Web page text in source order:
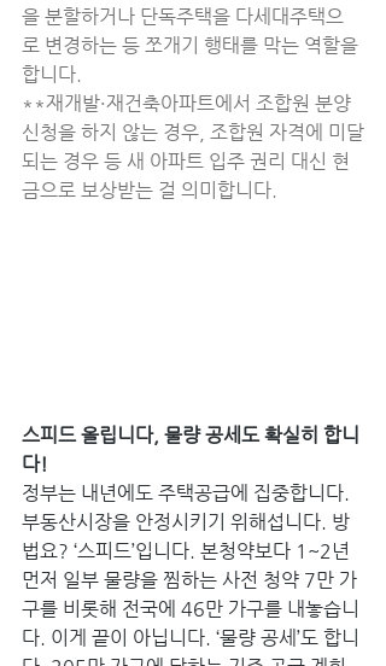
을 분할하거나 단독주택을 다세대주택으
로 변경하는 등 쪼개기 행태를 막는 역할을
합니다.
**재개발·재건축아파트에서 조합원 분양
신청을 하지 않는 경우, 조합원 자격에 미달
되는 경우 등 새 아파트 입주 권리 대신 현
금으로 보상받는 걸 의미합니다.
스피드 올립니다, 물량 공세도 확실히 합니
다!
정부는 내년에도 주택공급에 집중합니다.
부동산시장을 안정시키기 위해섭니다. 방
법요? ‘스피드’입니다. 본청약보다 1~2년
먼저 일부 물량을 찜하는 사전 청약 7만 가
구를 비롯해 전국에 46만 가구를 내놓습니
다. 이게 끝이 아닙니다. ‘물량 공세’도 합니